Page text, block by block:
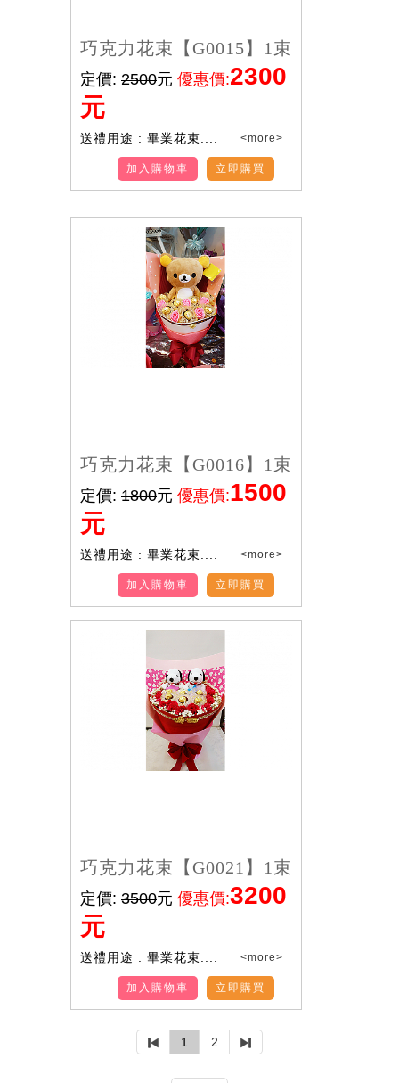
巧克力花束【G0015】1束
定價: 2500元 優惠價:2300
元
送禮用途 : 畢業花束.... <more>
立即購買
加入購物車
巧克力花束【G0016】1束
定價: 1800元 優惠價:1500
元
送禮用途 : 畢業花束.... <more>
立即購買
加入購物車
巧克力花束【G0021】1束
定價: 3500元 優惠價:3200
元
送禮用途 : 畢業花束.... <more>
立即購買
加入購物車
1 2